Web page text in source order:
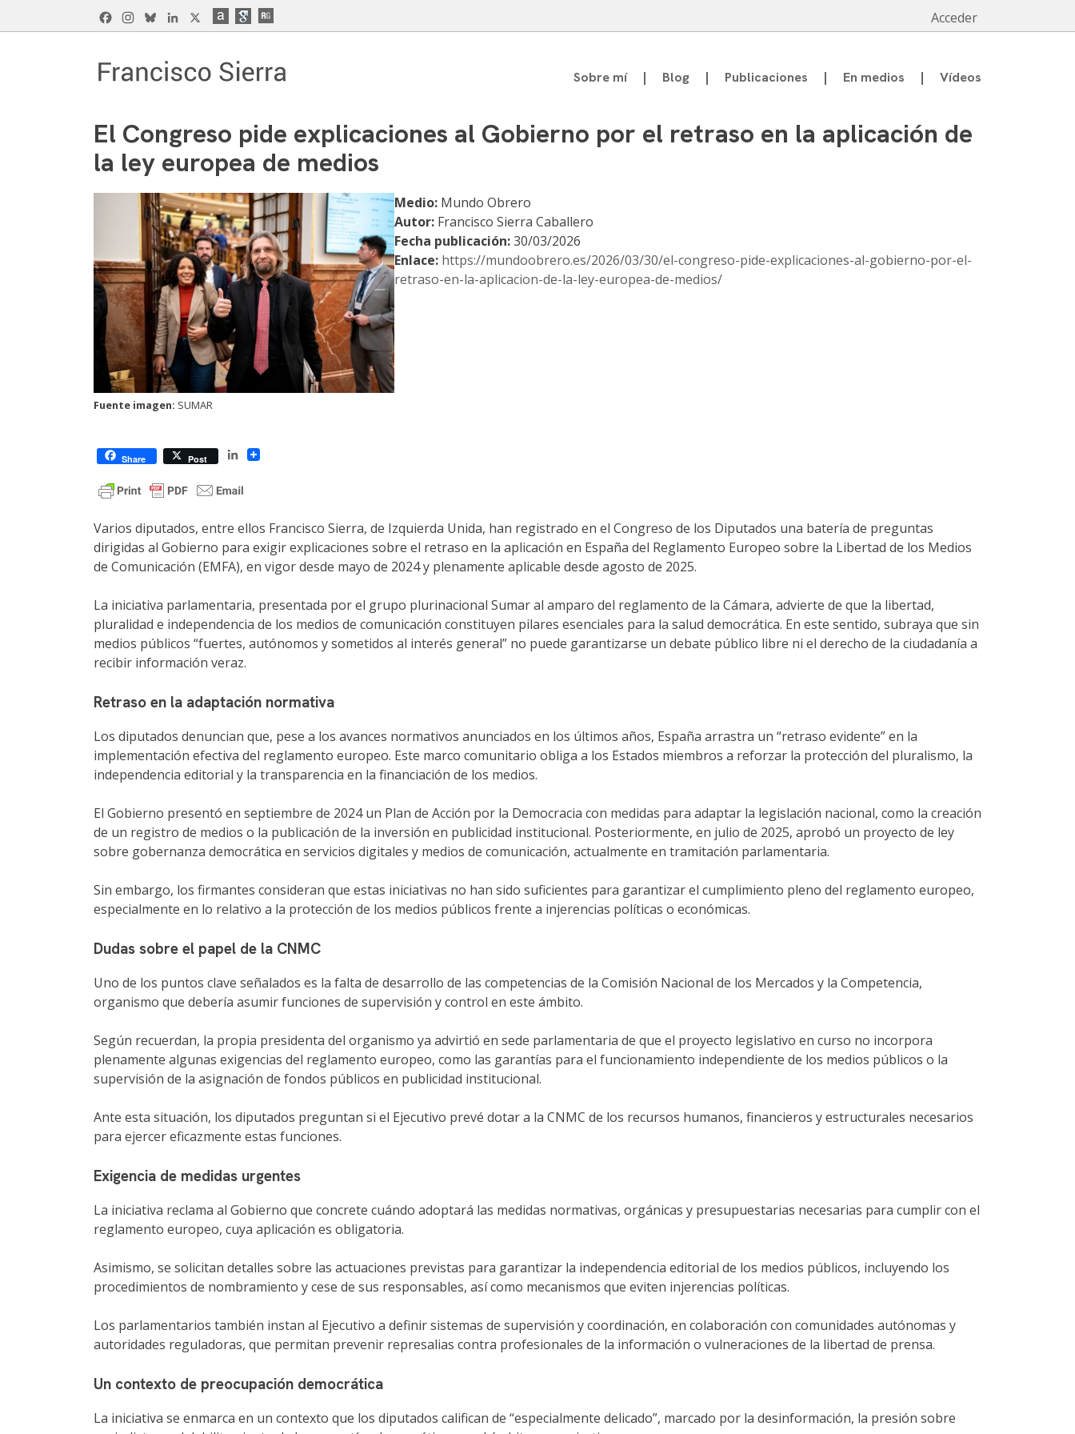
to
FacebookInstagram
BlueskyLinkedIn Acceder
Sobre mí Blog Publicaciones En medios Vídeos
El Congreso pide explicaciones al Gobierno por el retraso en la aplicación de
la ley europea de medios
Fuente imagen: SUMAR
Medio: Mundo Obrero
Autor: Francisco Sierra Caballero
Fecha publicación:30/03/2026
Enlace: https://mundoobrero.es/2026/03/30/el-congreso-pide-explicaciones-al-gobierno-por-el-
retraso-en-la-aplicacion-de-la-ley-europea-de-medios/
Share Post LinkedIn
Varios diputados, entre ellos Francisco Sierra, de Izquierda Unida, han registrado en el Congreso de los Diputados una batería de preguntas
dirigidas al Gobierno para exigir explicaciones sobre el retraso en la aplicación en España del Reglamento Europeo sobre la Libertad de los Medios
de Comunicación (EMFA), en vigor desde mayo de 2024 y plenamente aplicable desde agosto de 2025.
La iniciativa parlamentaria, presentada por el grupo plurinacional Sumar al amparo del reglamento de la Cámara, advierte de que la libertad,
pluralidad e independencia de los medios de comunicación constituyen pilares esenciales para la salud democrática. En este sentido, subraya que sin
medios públicos “fuertes, autónomos y sometidos al interés general” no puede garantizarse un debate público libre ni el derecho de la ciudadanía a
recibir información veraz.
Retraso en la adaptación normativa
Los diputados denuncian que, pese a los avances normativos anunciados en los últimos años, España arrastra un “retraso evidente” en la
implementación efectiva del reglamento europeo. Este marco comunitario obliga a los Estados miembros a reforzar la protección del pluralismo, la
independencia editorial y la transparencia en la financiación de los medios.
El Gobierno presentó en septiembre de 2024 un Plan de Acción por la Democracia con medidas para adaptar la legislación nacional, como la creación
de un registro de medios o la publicación de la inversión en publicidad institucional. Posteriormente, en julio de 2025, aprobó un proyecto de ley
sobre gobernanza democrática en servicios digitales y medios de comunicación, actualmente en tramitación parlamentaria.
Sin embargo, los firmantes consideran que estas iniciativas no han sido suficientes para garantizar el cumplimiento pleno del reglamento europeo,
especialmente en lo relativo a la protección de los medios públicos frente a injerencias políticas o económicas.
Dudas sobre el papel de la CNMC
Uno de los puntos clave señalados es la falta de desarrollo de las competencias de la Comisión Nacional de los Mercados y la Competencia,
organismo que debería asumir funciones de supervisión y control en este ámbito.
Según recuerdan, la propia presidenta del organismo ya advirtió en sede parlamentaria de que el proyecto legislativo en curso no incorpora
plenamente algunas exigencias del reglamento europeo, como las garantías para el funcionamiento independiente de los medios públicos o la
supervisión de la asignación de fondos públicos en publicidad institucional.
Ante esta situación, los diputados preguntan si el Ejecutivo prevé dotar a la CNMC de los recursos humanos, financieros y estructurales necesarios
para ejercer eficazmente estas funciones.
Exigencia de medidas urgentes
La iniciativa reclama al Gobierno que concrete cuándo adoptará las medidas normativas, orgánicas y presupuestarias necesarias para cumplir con el
reglamento europeo, cuya aplicación es obligatoria.
Asimismo, se solicitan detalles sobre las actuaciones previstas para garantizar la independencia editorial de los medios públicos, incluyendo los
procedimientos de nombramiento y cese de sus responsables, así como mecanismos que eviten injerencias políticas.
Los parlamentarios también instan al Ejecutivo a definir sistemas de supervisión y coordinación, en colaboración con comunidades autónomas y
autoridades reguladoras, que permitan prevenir represalias contra profesionales de la información o vulneraciones de la libertad de prensa.
Un contexto de preocupación democrática
La iniciativa se enmarca en un contexto que los diputados califican de “especialmente delicado”, marcado por la desinformación, la presión sobre